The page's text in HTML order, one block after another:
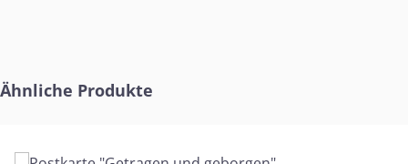
Produktgalerie überspringen
Ähnliche Produkte